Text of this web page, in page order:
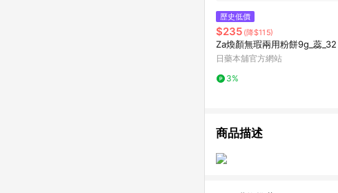
歷史低價
$235 (降$115)
Za煥顏無瑕兩用粉餅9g_蕊_32
日藥本舖官方網站
3%
商品描述